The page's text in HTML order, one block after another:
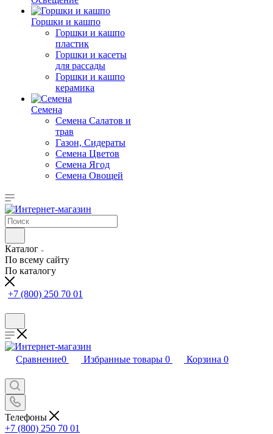
Горшки и кашпо
Горшки и кашпо
пластик
Горшки и касеты
для рассады
Горшки и кашпо
керамика
Семена
Семена Салатов и
трав
Газон, Сидераты
Семена Цветов
Семена Ягод
Семена Овощей
Каталог
По всему сайту
По каталогу
+7 (800) 250 70 01
Сравнение0 Избранные товары 0 Корзина 0
Телефоны
+7 (800) 250 70 01